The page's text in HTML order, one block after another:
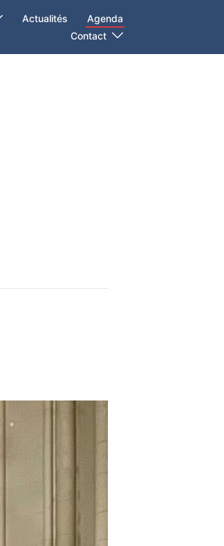
Actualités
Agenda
Contact